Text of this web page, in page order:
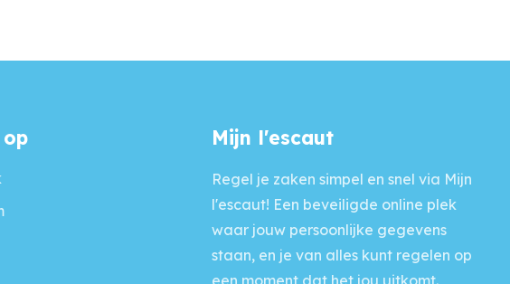
op Mijn l'escaut
Regel je zaken simpel en snel via Mijn
l'escaut! Een beveiligde online plek
waar jouw persoonlijke gegevens
staan, en je van alles kunt regelen op